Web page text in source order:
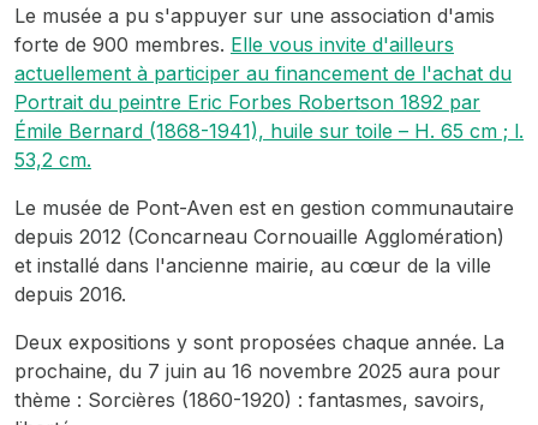
Le musée a pu s'appuyer sur une association d'amis
forte de 900 membres. Elle vous invite d'ailleurs
actuellement à participer au financement de l'achat du
Portrait du peintre Eric Forbes Robertson 1892 par
Émile Bernard (1868-1941), huile sur toile – H. 65 cm ; l.
53,2 cm.
Le musée de Pont-Aven est en gestion communautaire
depuis 2012 (Concarneau Cornouaille Agglomération)
et installé dans l'ancienne mairie, au cœur de la ville
depuis 2016.
Deux expositions y sont proposées chaque année. La
prochaine, du 7 juin au 16 novembre 2025 aura pour
thème : Sorcières (1860-1920) : fantasmes, savoirs,